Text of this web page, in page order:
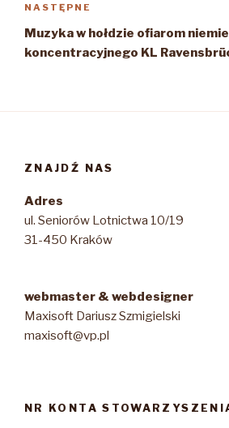
Następny
wpis
NASTĘPNE
Muzyka w hołdzie ofiarom
koncentracyjnego KL
ZNAJDŹ NAS
Adres
ul. Seniorów Lotnictwa 10/19
31-450 Kraków
webmaster & webdesigner
Maxisoft Dariusz Szmigielski
maxisoft@vp.pl
NR KONTA